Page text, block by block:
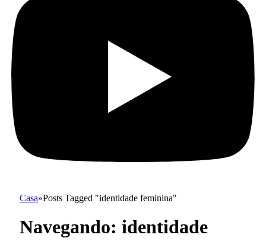
Casa»Posts Tagged "identidade feminina"
Navegando: identidade